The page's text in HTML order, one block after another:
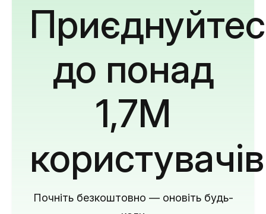
до понад
1,7M
користувачів
Почніть безкоштовно — оновіть будь-